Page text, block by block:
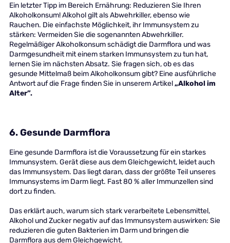
Ein letzter Tipp im Bereich Ernährung: Reduzieren Sie Ihren
Alkoholkonsum! Alkohol gilt als Abwehrkiller, ebenso wie
Rauchen. Die einfachste Möglichkeit, ihr Immunsystem zu
stärken: Vermeiden Sie die sogenannten Abwehrkiller.
Regelmäßiger Alkoholkonsum schädigt die Darmflora und was
Darmgesundheit mit einem starken Immunsystem zu tun hat,
lernen Sie im nächsten Absatz. Sie fragen sich, ob es das
gesunde Mittelmaß beim Alkoholkonsum gibt? Eine ausführliche
Antwort auf die Frage finden Sie in unserem Artikel„Alkohol im
Alter”.
6. Gesunde Darmflora
Eine gesunde Darmflora ist die Voraussetzung für ein starkes
Immunsystem. Gerät diese aus dem Gleichgewicht, leidet auch
das Immunsystem. Das liegt daran, dass der größte Teil unseres
Immunsystems im Darm liegt. Fast 80 % aller Immunzellen sind
dort zu finden.
Das erklärt auch, warum sich stark verarbeitete Lebensmittel,
Alkohol und Zucker negativ auf das Immunsystem auswirken: Sie
reduzieren die guten Bakterien im Darm und bringen die
Darmflora aus dem Gleichgewicht.